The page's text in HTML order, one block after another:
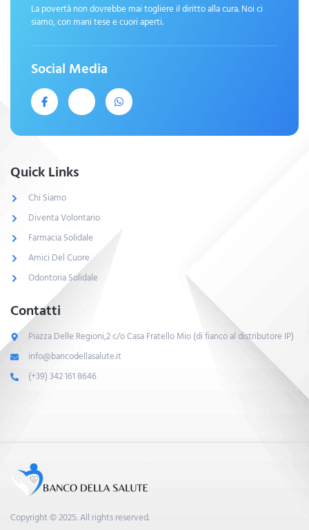
La povertà non dovrebbe mai togliere il diritto alla cura. Noi ci
siamo, con mani tese e cuori aperti.
Social Media
Quick Links
Chi Siamo
Diventa Volontario
Farmacia Solidale
Amici Del Cuore
Odontoria Solidale
Contatti
Piazza Delle Regioni,2 c/o Casa Fratello Mio (di fianco al distributore IP)
info@bancodellasalute.it
(+39) 342 161 8646
Copyright © 2025. All rights reserved.